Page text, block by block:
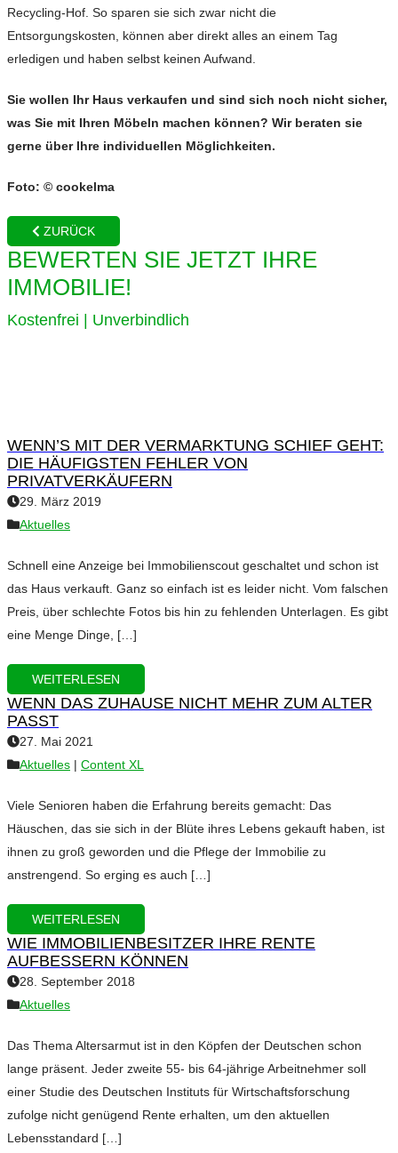
Recycling-Hof. So sparen sie sich zwar nicht die
Entsorgungskosten, können aber direkt alles an einem Tag
erledigen und haben selbst keinen Aufwand.
Sie wollen Ihr Haus verkaufen und sind sich noch nicht sicher,
was Sie mit Ihren Möbeln machen können? Wir beraten sie
gerne über Ihre individuellen Möglichkeiten.
Foto: © cookelma
ZURÜCK
BEWERTEN SIE JETZT IHRE
IMMOBILIE!
Kostenfrei | Unverbindlich
WENN’S MIT DER VERMARKTUNG SCHIEF GEHT:
DIE HÄUFIGSTEN FEHLER VON
PRIVATVERKÄUFERN
29. März 2019
Aktuelles
Schnell eine Anzeige bei Immobilienscout geschaltet und schon ist
das Haus verkauft. Ganz so einfach ist es leider nicht. Vom falschen
Preis, über schlechte Fotos bis hin zu fehlenden Unterlagen. Es gibt
eine Menge Dinge, […]
WEITERLESEN
WENN DAS ZUHAUSE NICHT MEHR ZUM ALTER
PASST
27. Mai 2021
Aktuelles | Content XL
Viele Senioren haben die Erfahrung bereits gemacht: Das
Häuschen, das sie sich in der Blüte ihres Lebens gekauft haben, ist
ihnen zu groß geworden und die Pflege der Immobilie zu
anstrengend. So erging es auch […]
WEITERLESEN
WIE IMMOBILIENBESITZER IHRE RENTE
AUFBESSERN KÖNNEN
28. September 2018
Aktuelles
Das Thema Altersarmut ist in den Köpfen der Deutschen schon
lange präsent. Jeder zweite 55- bis 64-jährige Arbeitnehmer soll
einer Studie des Deutschen Instituts für Wirtschaftsforschung
zufolge nicht genügend Rente erhalten, um den aktuellen
Lebensstandard […]